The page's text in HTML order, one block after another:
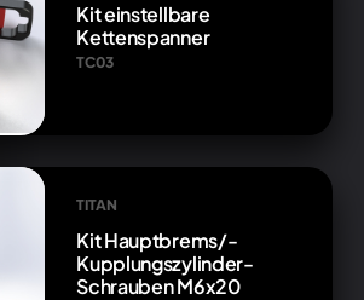
Kit einstellbare
Kettenspanner
TC03
TITAN
Kit Hauptbrems/-
Kupplungszylinder-
Schrauben M6x20